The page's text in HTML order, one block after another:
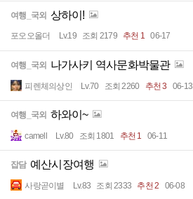
여행_국외 상하이!
포오오올더 Lv.19 조회 2179 추천 1 06-17
여행_국외 나가사키 역사문화박물관
피렌체의상인 Lv.70 조회 2260 추천 3 06-13
여행_국외 하와이~
camell Lv.80 조회 1801 추천 1 06-11
잡담 예산시장여행
사랑곧이별 Lv.83 조회 2333 추천 2 06-08